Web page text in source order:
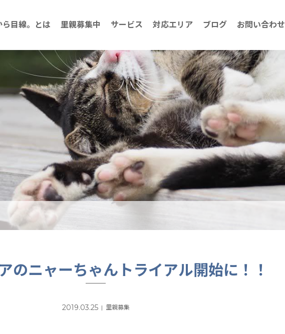
ら目線。とは 里親募集中 サービス 対応エリア ブログ お問い合わせ
のニャーちゃんトライアル開始に！！
2019.03.25 里親募集